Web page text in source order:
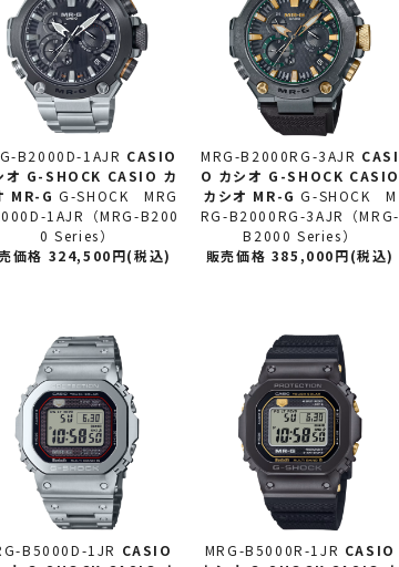
B2000D-1AJR CASIO
オ G-SHOCK CASIO カ
MR-GG-SHOCK MRG
1AJR（MRG-B200
0 Series）
価格 324,500円(税込)
MRG-B2000RG-3AJR CASI
O カシオ G-SHOCK CASIO
カシオ MR-GG-SHOCK M
RG-B2000RG-3AJR（MRG-
B2000 Series）
販売価格 385,000円(税込)
B5000D-1JR CASIO
MRG-B5000R-1JR CASIO